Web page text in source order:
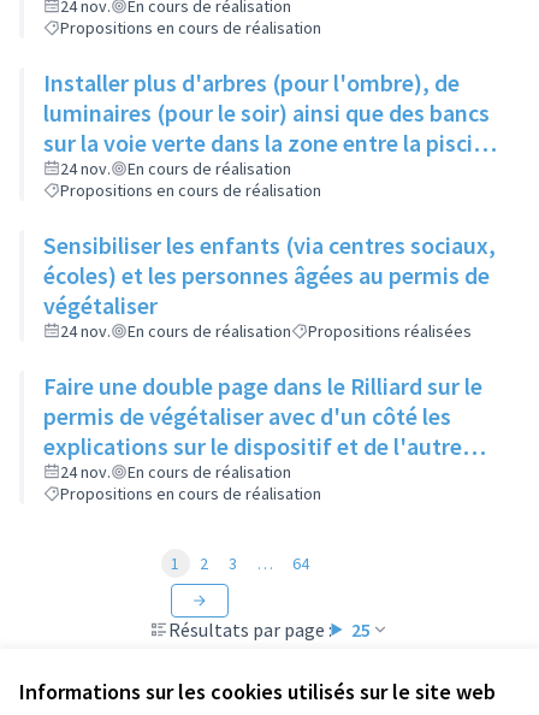
Informations sur les cookies utilisés sur le site web
24 nov.
En cours de réalisation
Propositions en cours de réalisation
Installer plus d'arbres (pour l'ombre), de
luminaires (pour le soir) ainsi que des bancs
sur la voie verte dans la zone entre la piscine
et la rue de l'Industrie
24 nov.
En cours de réalisation
Propositions en cours de réalisation
Sensibiliser les enfants (via centres sociaux,
écoles) et les personnes âgées au permis de
végétaliser
24 nov. En cours de réalisation Propositions réalisées
Faire une double page dans le Rilliard sur le
permis de végétaliser avec d'un côté les
explications sur le dispositif et de l'autre
côté des exemples concrets de lieux à
investir
24 nov.
En cours de réalisation
Propositions en cours de réalisation
Résultats par page : 25
1 2 3 … 64